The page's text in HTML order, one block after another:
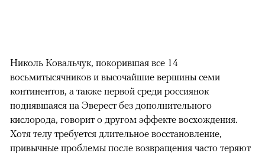
Николь Ковальчук, покорившая все 14
восьмитысячников и высочайшие вершины семи
континентов, а также первой среди россиянок
поднявшаяся на Эверест без дополнительного
кислорода, говорит о другом эффекте восхождения.
Хотя телу требуется длительное восстановление,
привычные проблемы после возвращения часто теряют